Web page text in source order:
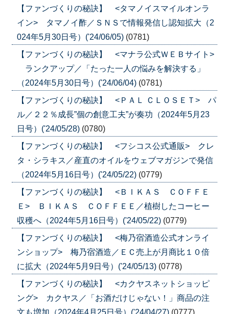
【ファンづくりの秘訣】 <タマノイスマイルオンラ
イン> タマノイ酢／ＳＮＳで情報発信し認知拡大（2
024年5月30日号）('24/06/05) (0781)
【ファンづくりの秘訣】 <マナラ公式ＷＥＢサイト>
ランクアップ／「たった一人の悩みを解決する」
（2024年5月30日号）('24/06/04) (0781)
【ファンづくりの秘訣】 <ＰＡＬ ＣＬＯＳＥＴ> パ
ル／２２％成長”個の創意工夫”が奏功（2024年5月23
日号）('24/05/28) (0780)
【ファンづくりの秘訣】 <フシコス公式通販> クレ
タ・シラキス／産直のオイルをウェブマガジンで発信
（2024年5月16日号）('24/05/22) (0779)
【ファンづくりの秘訣】 <ＢＩＫＡＳ ＣＯＦＦＥ
Ｅ> ＢＩＫＡＳ ＣＯＦＦＥＥ／植樹したコーヒー
収穫へ（2024年5月16日号）('24/05/22) (0779)
【ファンづくりの秘訣】 <梅乃宿酒造公式オンライ
ンショップ> 梅乃宿酒造／ＥＣ売上が月商比１０倍
に拡大（2024年5月9日号）('24/05/13) (0778)
【ファンづくりの秘訣】 <カクヤスネットショッピ
ング> カクヤス／「お酒だけじゃない！」商品の注
文も増加（2024年4月25日号）('24/04/27) (0777)